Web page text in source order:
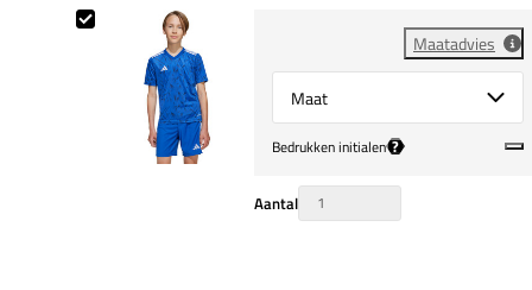
Maatadvies
Select {option} for {name}
Bedrukken initialen ?
Aantal
adidas Team Icon 25 Training Shirt Kids